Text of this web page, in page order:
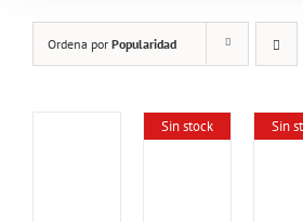
Ordena por Popularidad
Sin stock Sin